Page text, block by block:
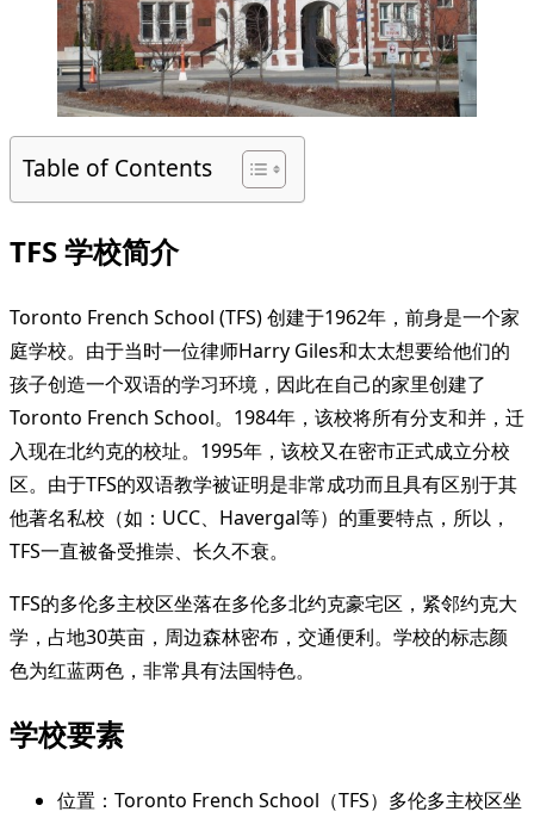
Table of Contents
TFS 学校简介
Toronto French School (TFS) 创建于1962年，前身是一个家
庭学校。由于当时一位律师Harry Giles和太太想要给他们的
孩子创造一个双语的学习环境，因此在自己的家里创建了
Toronto French School。1984年，该校将所有分支和并，迁
入现在北约克的校址。1995年，该校又在密市正式成立分校
区。由于TFS的双语教学被证明是非常成功而且具有区别于其
他著名私校（如：UCC、Havergal等）的重要特点，所以，
TFS一直被备受推崇、长久不衰。
TFS的多伦多主校区坐落在多伦多北约克豪宅区，紧邻约克大
学，占地30英亩，周边森林密布，交通便利。学校的标志颜
色为红蓝两色，非常具有法国特色。
学校要素
位置：Toronto French School（TFS）多伦多主校区坐